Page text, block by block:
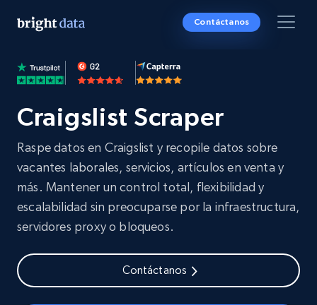
Contáctanos
Craigslist Scraper
Raspe datos en Craigslist y recopile datos sobre
vacantes laborales, servicios, artículos en venta y
más. Mantener un control total, flexibilidad y
escalabilidad sin preocuparse por la infraestructura,
servidores proxy o bloqueos.
Contáctanos